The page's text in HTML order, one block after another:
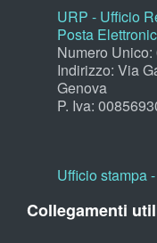
URP - Ufficio
Posta
Numero Unico:
Indirizzo: Via
Genova
P. Iva:
Ufficio stampa
Collegamenti